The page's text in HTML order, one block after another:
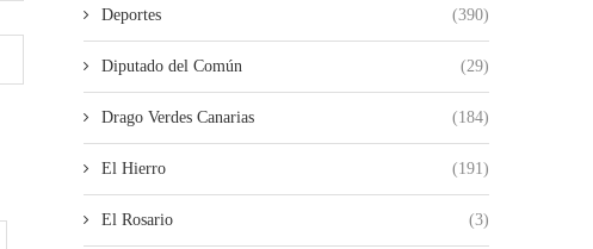
Deportes (390)
Diputado del Común (29)
Drago Verdes Canarias (184)
El Hierro (191)
El Rosario (3)